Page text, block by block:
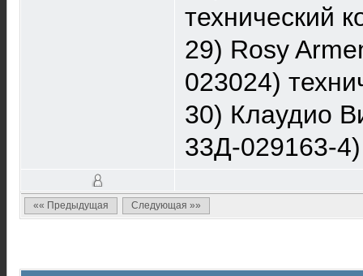
технический
29) Rosy
023024)
30) Клаудио
33Д-029163-4)
«« Предыдущая Следующая »»